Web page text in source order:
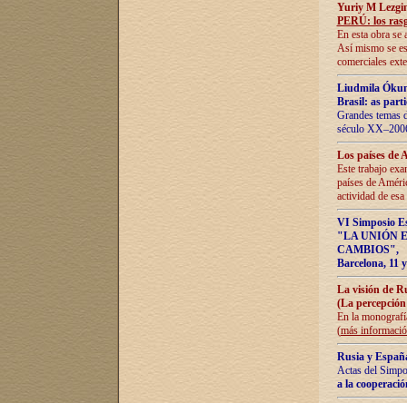
Yuriy M
PERÚ: los
En esta obra se
Así mismo se
comerciales
Liudmila
Brasil: as
Grandes temas
século
Los países de
Este trabajo
países de
actividad de
VI Simposio
"LA UNIÓN
CAMBIOS",
Barcelona, 11
La visión de
(La
En la
(más
Rusia y
Actas del
a la